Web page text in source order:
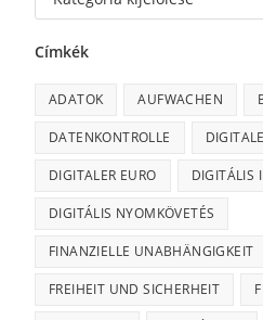
Címkék
ADATOK AUFWACHEN
DATENKONTROLLE
DIGITALER EURO DIGITÁLIS
DIGITÁLIS NYOMKÖVETÉS
FINANZIELLE UNABHÄNGIGKEIT
FREIHEIT UND SICHERHEIT